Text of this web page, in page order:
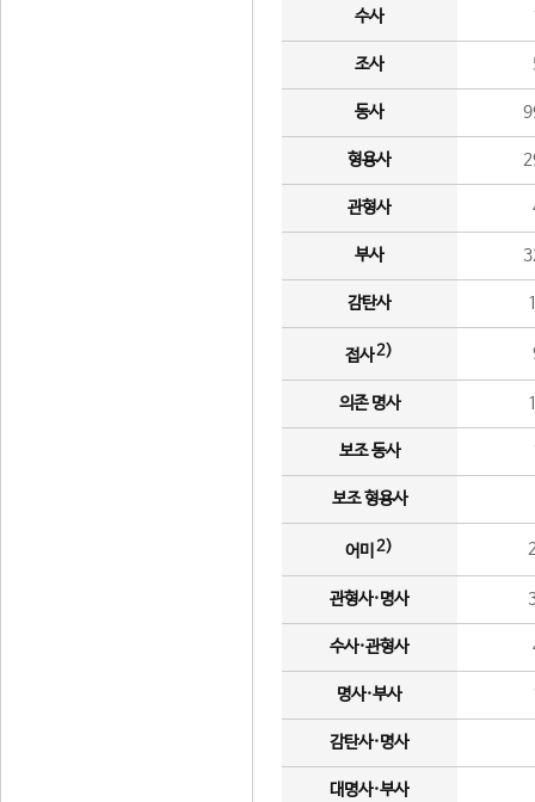
수사
조사
동사
형용사
관형사
부사
감탄사
접사2)
의존 명사
보조 동사
보조 형용사
어미 2)
관형사·명사
수사·관형사
명사·부사
감탄사·명사
대명사·부사